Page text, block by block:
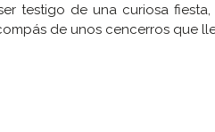
testigo de una curiosa
de unos cencerros que